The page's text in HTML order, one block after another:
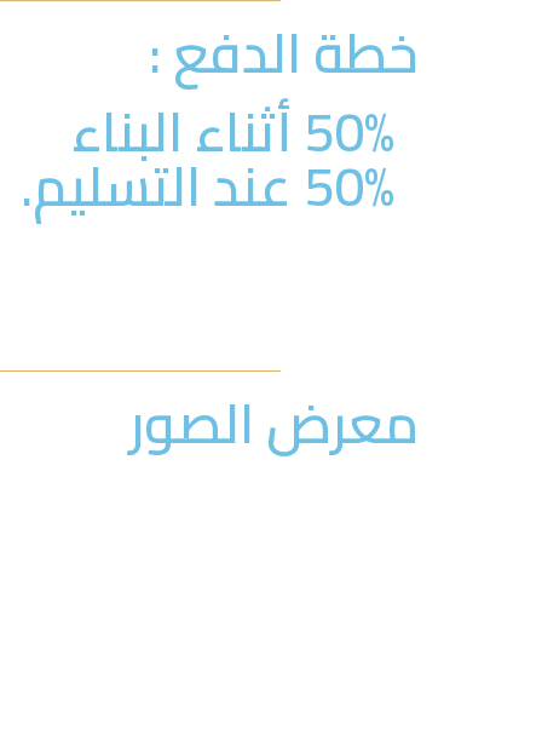
خطة الدفع :
50% أثناء البناء
50% عند التسليم.
معرض الصور